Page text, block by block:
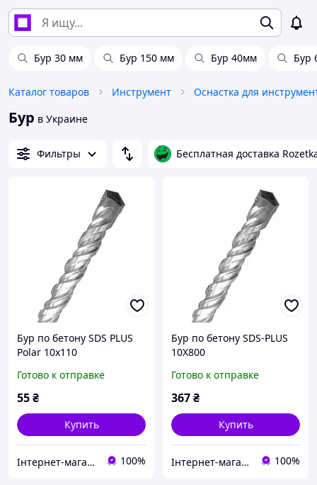
Бур 30 мм Бур 150 мм Бур 40мм Бур
Каталог товаров Инструмент Оснастка для
Бур в Украине
Фильтры Бесплатная доставка
Бур по бетону SDS PLUS
Polar 10х110
Готово к отправке
55₴
Купить
Інтернет-магазин ПЛАНЕТА TOOLS 100%
Бур по бетону SDS-PLUS
10Х800
Готово к отправке
367₴
Купить
Інтернет-магазин ПЛАНЕТА TOOLS 100%